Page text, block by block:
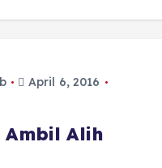
April 6, 2016
Ambil Alih